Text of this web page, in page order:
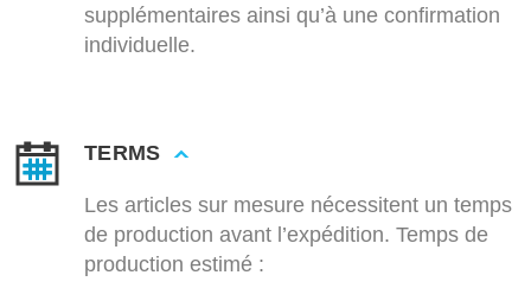
supplémentaires ainsi qu’à une confirmation
individuelle.
TERMS
Les articles sur mesure nécessitent un temps
de production avant l’expédition. Temps de
production estimé :